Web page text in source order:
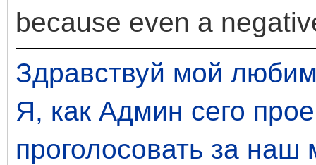
because even a
Здравствуй мой
Я, как Админ сего
проголосовать за